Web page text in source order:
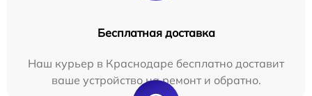
Бесплатная доставка
Наш курьер в Краснодаре бесплатно доставит
ваше устройство на ремонт и обратно.